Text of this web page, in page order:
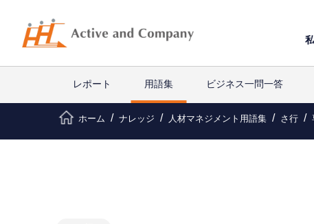
レポート 用語集 ビジネス一問一答
ホーム ナレッジ 人材マネジメント用語集 さ行